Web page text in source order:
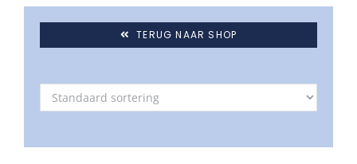
TERUG NAAR SHOP